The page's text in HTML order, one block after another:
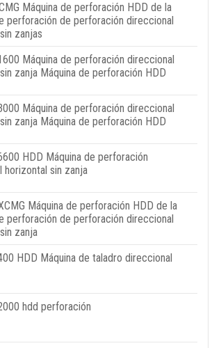
Máquina de perforación HDD de la
perforación de perforación direccional
zanjas
Máquina de perforación direccional
zanja Máquina de perforación HDD
Máquina de perforación direccional
zanja Máquina de perforación HDD
HDD Máquina de perforación
horizontal sin zanja
Máquina de perforación HDD de la
perforación de perforación direccional
zanja
HDD Máquina de taladro direccional
hdd perforación